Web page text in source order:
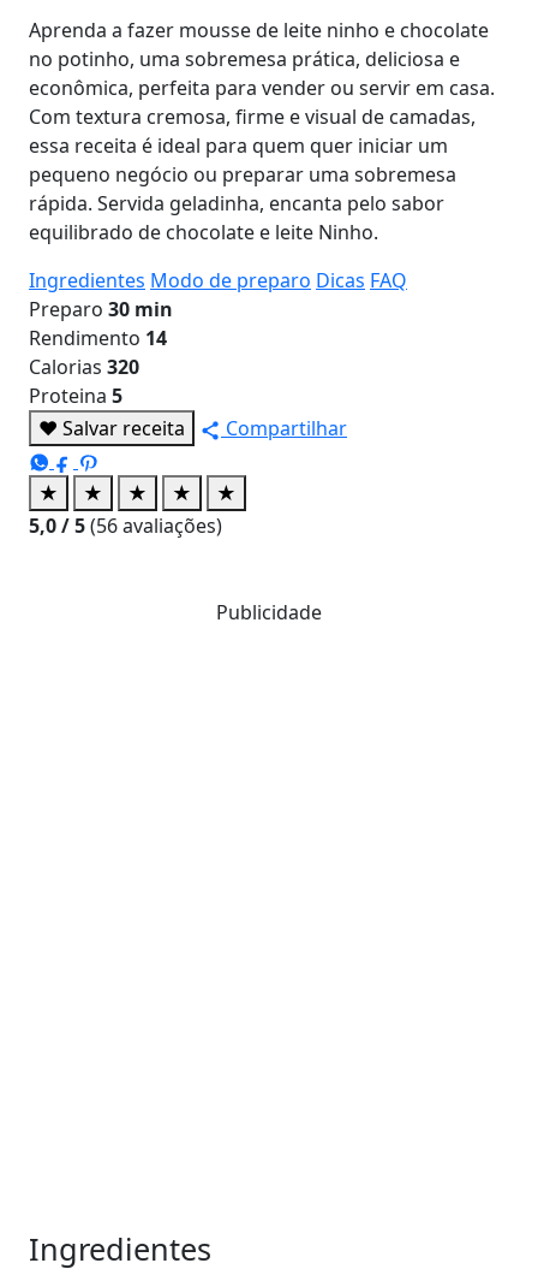
Aprenda a fazer mousse de leite ninho e chocolate
no potinho, uma sobremesa prática, deliciosa e
econômica, perfeita para vender ou servir em casa.
Com textura cremosa, firme e visual de camadas,
essa receita é ideal para quem quer iniciar um
pequeno negócio ou preparar uma sobremesa
rápida. Servida geladinha, encanta pelo sabor
equilibrado de chocolate e leite Ninho.
Ingredientes Modo de preparo Dicas FAQ
Preparo 30 min
Rendimento 14
Calorias 320
Proteina 5
♥ Salvar receita Compartilhar
★ ★ ★ ★
★
5,0/ 5(56avaliações)
Publicidade
Ingredientes